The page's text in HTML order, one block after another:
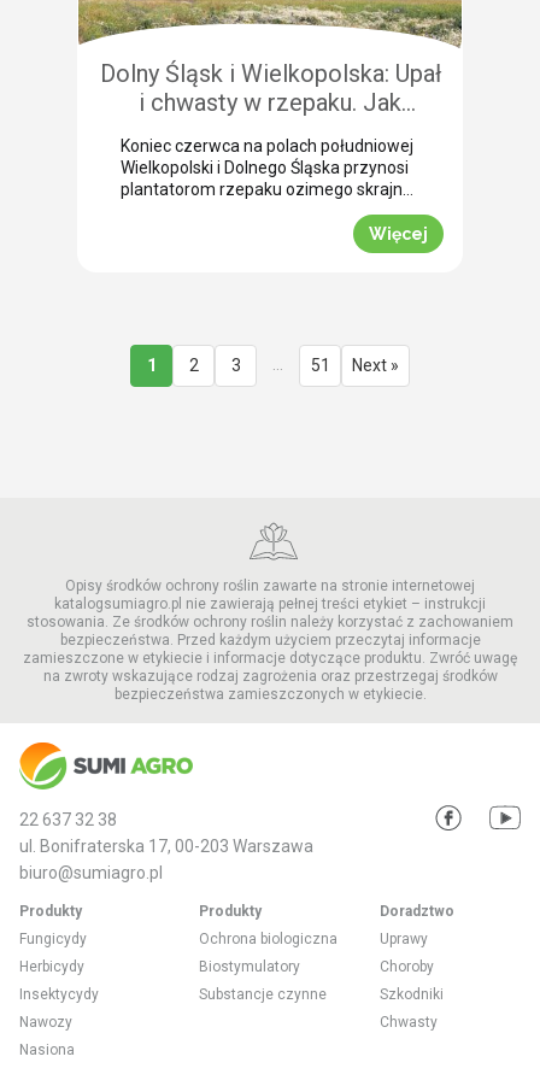
nierównomiernym dojrzewaniem […]
Dolny Śląsk i Wielkopolska: Upał
i chwasty w rzepaku. Jak
uratować plon przed samym
wjazdem kombajnu?
Koniec czerwca na polach południowej
Wielkopolski i Dolnego Śląska przynosi
plantatorom rzepaku ozimego skrajne
emocje (BBCH 80-83). Ostatnie opady
deszczu poprawiły ogólną kondycję
roślin. Jednak wywołały jednocześnie
Jak informuje nasz ekspert Mariusz
Staniek, skuteczna desykacja rzepaku
przed zbiorem oraz wcześniejsza
Więcej
1 2 3 51 Next »
Opisy środków ochrony roślin zawarte na stronie internetowej
katalogsumiagro.pl nie zawierają pełnej treści etykiet – instrukcji
stosowania. Ze środków ochrony roślin należy korzystać z zachowaniem
bezpieczeństwa. Przed każdym użyciem przeczytaj informacje
zamieszczone w etykiecie i informacje dotyczące produktu. Zwróć uwagę
na zwroty wskazujące rodzaj zagrożenia oraz przestrzegaj środków
bezpieczeństwa zamieszczonych w etykiecie.
22 637 32 38
ul. Bonifraterska 17, 00-203 Warszawa
biuro@sumiagro.pl
Produkty
Fungicydy
Herbicydy
Insektycydy
Nawozy
Nasiona
Produkty
Ochrona biologiczna
Biostymulatory
Substancje czynne
Doradztwo
Uprawy
Choroby
Szkodniki
Chwasty